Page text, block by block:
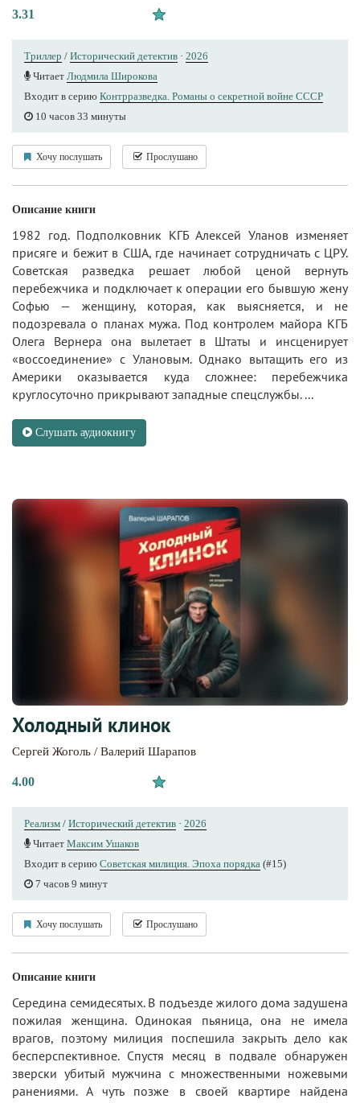
3.31
Триллер / Исторический детектив · 2026
Читает Людмила Широкова
Входит в серию Контрразведка. Романы о секретной войне СССР
10 часов 33 минуты
Хочу послушать Прослушано
Описание книги
1982 год. Подполковник КГБ Алексей Уланов изменяет
присяге и бежит в США, где начинает сотрудничать с ЦРУ.
Советская разведка решает любой ценой вернуть
перебежчика и подключает к операции его бывшую жену
Софью — женщину, которая, как выясняется, и не
подозревала о планах мужа. Под контролем майора КГБ
Олега Вернера она вылетает в Штаты и инсценирует
«воссоединение» с Улановым. Однако вытащить его из
Америки оказывается куда сложнее: перебежчика
круглосуточно прикрывают западные спецслужбы. ...
Слушать аудиокнигу
Холодный клинок
Сергей Жоголь / Валерий Шарапов
4.00
Реализм / Исторический детектив · 2026
Читает Максим Ушаков
Входит в серию Советская милиция. Эпоха порядка (#15)
7 часов 9 минут
Хочу послушать Прослушано
Описание книги
Середина семидесятых. В подъезде жилого дома задушена
пожилая женщина. Одинокая пьяница, она не имела
врагов, поэтому милиция поспешила закрыть дело как
бесперспективное. Спустя месяц в подвале обнаружен
зверски убитый мужчина с множественными ножевыми
ранениями. А чуть позже в своей квартире найдена